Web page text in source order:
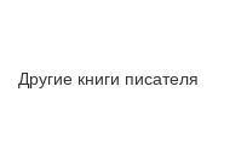
Другие книги писателя